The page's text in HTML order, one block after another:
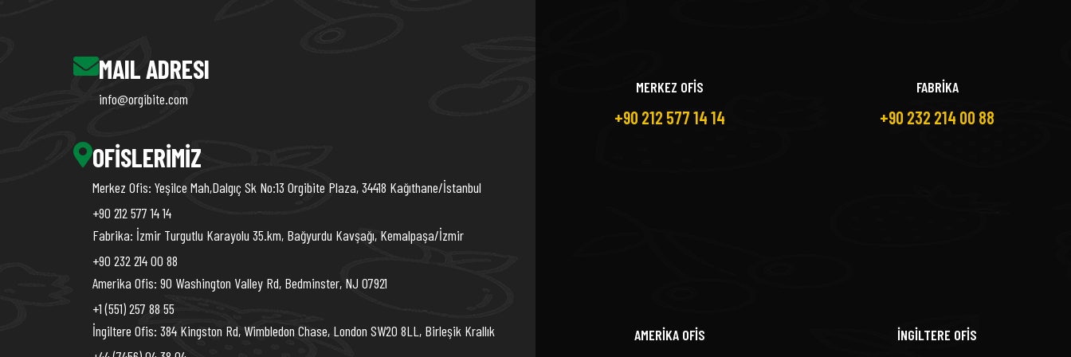
MAIL ADRESI
info@orgibite.com
OFISLERIMIZ
Merkez Ofis: Yeşilce Mah,Dalgıç Sk No:13 Orgibite Plaza, 34418 Kağıthane/İstanbul
+90 212 577 14 14
Fabrika: İzmir Turgutlu Karayolu 35.km, Bağyurdu Kavşağı, Kemalpaşa/İzmir
+90 232 214 00 88
Amerika Ofis: 90 Washington Valley Rd, Bedminster, NJ 07921
+1 (551) 257 88 55
İngiltere Ofis: 384 Kingston Rd, Wimbledon Chase, London SW20 8LL, Birleşik Krallık
MERKEZ OFİS
+90 212 577 14 14
FABRİKA
+90 232 214 00 88
AMERİKA OFİS İNGİLTERE OFİS